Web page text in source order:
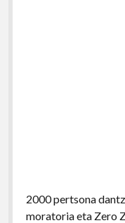
2000 pertsona
moratoria eta Zero